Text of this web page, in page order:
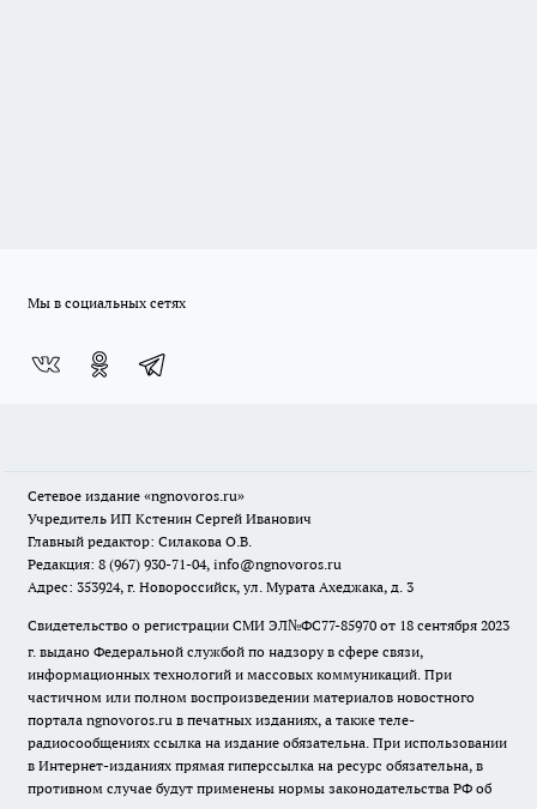
Мы в социальных сетях
Сетевое издание «ngnovoros.ru»
Учредитель ИП Кстенин Сергей Иванович
Главный редактор: Силакова О.В.
Редакция: 8 (967) 930-71-04, info@ngnovoros.ru
Адрес: 353924, г. Новороссийск, ул. Мурата Ахеджака, д. 3
Свидетельство о регистрации СМИ ЭЛ№ФС77-85970 от 18 сентября 2023
г. выдано Федеральной службой по надзору в сфере связи,
информационных технологий и массовых коммуникаций. При
частичном или полном воспроизведении материалов новостного
портала ngnovoros.ru в печатных изданиях, а также теле-
радиосообщениях ссылка на издание обязательна. При использовании
в Интернет-изданиях прямая гиперссылка на ресурс обязательна, в
противном случае будут применены нормы законодательства РФ об